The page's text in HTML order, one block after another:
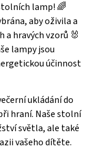
lamp! 🌈
aby oživila a
hravých vzorů 🐰
lampy jsou
účinnost
ukládání do
hraní. Naše stolní
světla, ale také
vašeho dítěte.